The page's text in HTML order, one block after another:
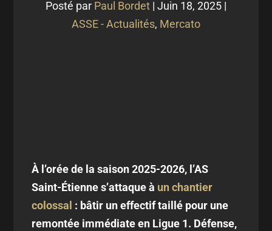
Posté par Paul Bordet | Juin 18, 2025 |
ASSE - Actualités, Mercato
À l’orée de la saison 2025-2026, l’AS
Saint-Étienne s’attaque à un chantier
colossal : bâtir un effectif taillé pour une
remontée immédiate en Ligue 1. Défense,